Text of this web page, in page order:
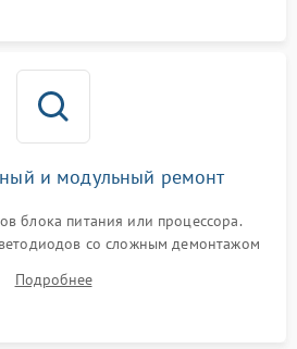
и модульный ремонт
блока питания или процессора.
со сложным демонтажом
поврежденных дорожек,
памяти EEPROM
Подробнее